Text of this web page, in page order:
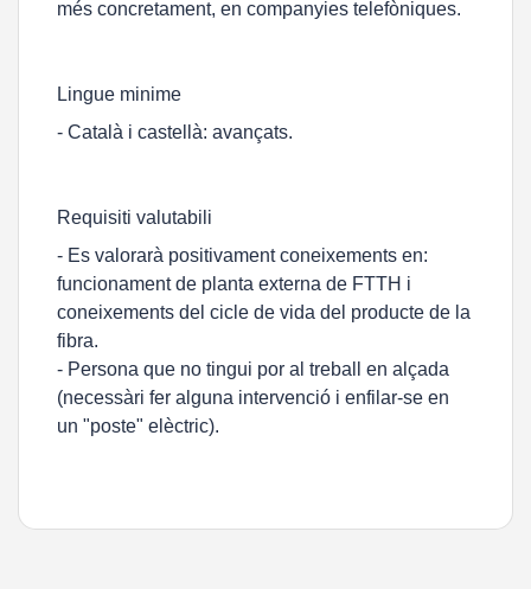
més concretament, en companyies telefòniques.
Lingue minime
- Català i castellà: avançats.
Requisiti valutabili
- Es valorarà positivament coneixements en:
funcionament de planta externa de FTTH i
coneixements del cicle de vida del producte de la
fibra.
- Persona que no tingui por al treball en alçada
(necessàri fer alguna intervenció i enfilar-se en
un "poste" elèctric).